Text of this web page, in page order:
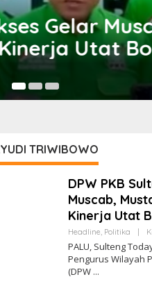
Bupati Buol
Harus
TRIWIBOWO
DPW PKB
Muscab,
Kinerja Utat
Headline Politika |
PALU, Sulteng
Pengurus Wilayah
(DPW